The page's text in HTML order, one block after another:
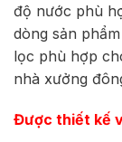
độ nước phù
dòng sản
lọc phù hợp
nhà xưởng
Được thiết kế